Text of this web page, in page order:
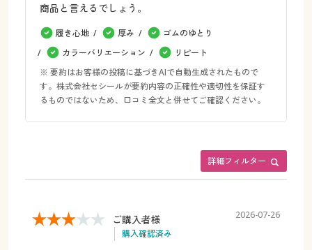
商品と言えるでしょう。
履き心地 厚み
ゴムのゆとり
カラーバリエーション
リピート
※ 要約はお客様の投稿に基づきAIで自動生成されたもので
す。株式会社セシールが要約内容の正確性や適切性を保証す
るものではないため、口コミ全文と併せてご確認ください。
詳細フィルター
ご購入者様
購入確認済み
2026-07-26